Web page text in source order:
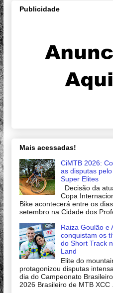
Publicidade
Mais acessadas!
CiMTB 2026:
as disputas
Super Elites
Decisão da
Copa
Bike acontecerá entre os
setembro na Cidade dos
Raiza Goulão e
conquistam os
do Short Track
Land
Elite do
protagonizou disputas
dia do Campeonato
2026 Brasileiro de MTB XCC